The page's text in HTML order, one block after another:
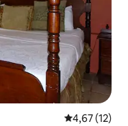
4,67 de uma
4,67 (12)